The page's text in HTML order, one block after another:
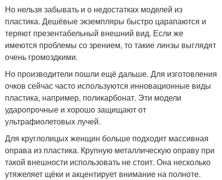
Но нельзя забывать и о недостатках моделей из
пластика. Дешёвые экземпляры быстро царапаются и
теряют презентабельный внешний вид. Если же
имеются проблемы со зрением, то такие линзы выглядят
очень громоздкими.
Но производители пошли ещё дальше. Для изготовления
очков сейчас часто используются инновационные виды
пластика, например, поликарбонат. Эти модели
ударопрочные и хорошо защищают от
ультрафиолетовых лучей.
Для круглолицых женщин больше подходит массивная
оправа из пластика. Крупную металлическую оправу при
такой внешности использовать не стоит. Она несколько
утяжеляет щёки и акцентирует внимание на полноте.